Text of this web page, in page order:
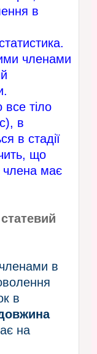
в
членами
все тіло
в
в стадії
що
члена має
в
в
на